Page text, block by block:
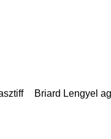
Briard Lengyel